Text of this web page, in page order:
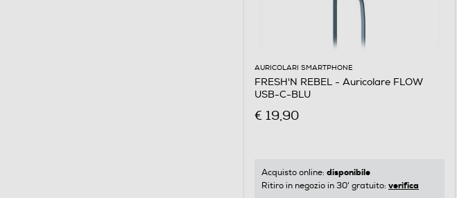
AURICOLARI SMARTPHONE
FRESH'N REBEL - Auricolare FLOW
USB-C-BLU
€ 19,90
Acquisto online: disponibile
Ritiro in negozio in 30' gratuito: verifica